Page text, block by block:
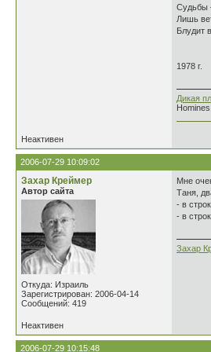
Судьбы
Лишь
Блудит
1978 г.
Дикая
Неактивен
2006-07-29 10:09:02
Захар Креймер
Автор сайта
Откуда: Израиль
Зарегистрирован: 2006-04-14
Сообщений: 419
Мне
Таня,
- в
- в
Захар
Неактивен
2006-07-29 10:15:48